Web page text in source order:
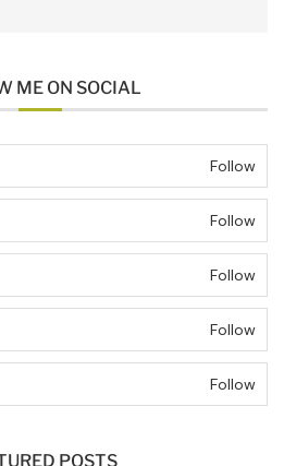
ME ON SOCIAL
Follow
Follow
Follow
Follow
Follow
POSTS